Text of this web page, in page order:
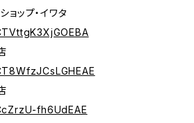
ップ・イワタ
fh6UdEAE